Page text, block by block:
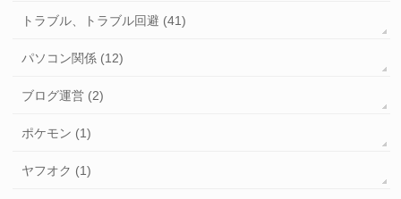
トラブル、トラブル回避 (41)
パソコン関係 (12)
ブログ運営 (2)
ポケモン (1)
ヤフオク (1)